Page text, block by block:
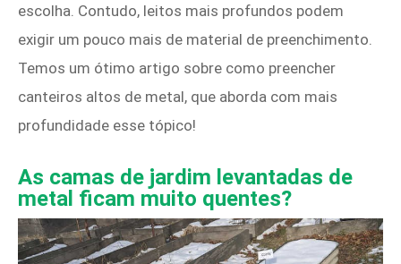
escolha. Contudo, leitos mais profundos podem
exigir um pouco mais de material de preenchimento.
Temos um ótimo artigo sobre como preencher
canteiros altos de metal, que aborda com mais
profundidade esse tópico!
As camas de jardim levantadas de
metal ficam muito quentes?